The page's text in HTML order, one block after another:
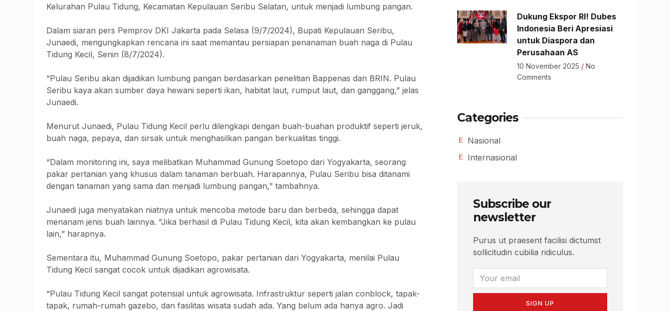
Kelurahan Pulau Tidung, Kecamatan Kepulauan Seribu Selatan, untuk menjadi lumbung pangan.
Dalam siaran pers Pemprov DKI Jakarta pada Selasa (9/7/2024), Bupati Kepulauan Seribu,
Junaedi, mengungkapkan rencana ini saat memantau persiapan penanaman buah naga di Pulau
Tidung Kecil, Senin (8/7/2024).
“Pulau Seribu akan dijadikan lumbung pangan berdasarkan penelitian Bappenas dan BRIN. Pulau
Seribu kaya akan sumber daya hewani seperti ikan, habitat laut, rumput laut, dan ganggang,” jelas
Junaedi.
Menurut Junaedi, Pulau Tidung Kecil perlu dilengkapi dengan buah-buahan produktif seperti jeruk,
buah naga, pepaya, dan sirsak untuk menghasilkan pangan berkualitas tinggi.
“Dalam monitoring ini, saya melibatkan Muhammad Gunung Soetopo dari Yogyakarta, seorang
pakar pertanian yang khusus dalam tanaman berbuah. Harapannya, Pulau Seribu bisa ditanami
dengan tanaman yang sama dan menjadi lumbung pangan,” tambahnya.
Junaedi juga menyatakan niatnya untuk mencoba metode baru dan berbeda, sehingga dapat
menanam jenis buah lainnya. “Jika berhasil di Pulau Tidung Kecil, kita akan kembangkan ke pulau
lain,” harapnya.
Sementara itu, Muhammad Gunung Soetopo, pakar pertanian dari Yogyakarta, menilai Pulau
Tidung Kecil sangat cocok untuk dijadikan agrowisata.
“Pulau Tidung Kecil sangat potensial untuk agrowisata. Infrastruktur seperti jalan conblock, tapak-
tapak, rumah-rumah gazebo, dan fasilitas wisata sudah ada. Yang belum ada hanya agro. Jadi
Dukung Ekspor RI! Dubes
Indonesia Beri Apresiasi
untuk Diaspora dan
Perusahaan AS
10 November 2025
No
Comments
Categories
Nasional
Internasional
Subscribe our
newsletter
Purus ut praesent facilisi dictumst
sollicitudin cubilia ridiculus.
SIGN UP